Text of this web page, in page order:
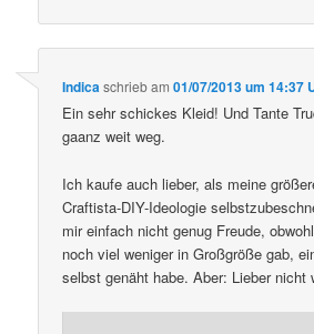
Indicaschriebam01/07/2013 um 14:37
Ein sehr schickes Kleid! Und Tante
gaanz weit weg.
Ich kaufe auch lieber, als meine
Craftista-DIY-Ideologie
mir einfach nicht genug Freude,
noch viel weniger in Großgröße gab,
selbst genäht habe. Aber: Lieber nicht